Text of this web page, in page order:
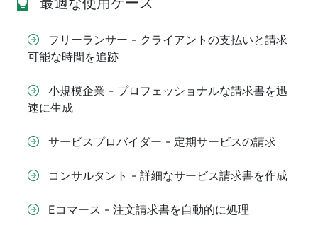
フリーランサー - クライアントの支払いと請求
可能な時間を追跡
小規模企業 - プロフェッショナルな請求書を迅
速に生成
サービスプロバイダー - 定期サービスの請求
コンサルタント - 詳細なサービス請求書を作成
Eコマース - 注文請求書を自動的に処理